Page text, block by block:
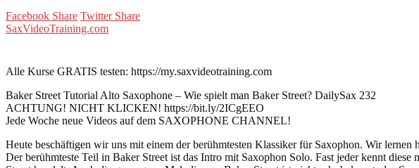
Facebook Share Twitter Share
SaxVideoTraining.com
Alle Kurse GRATIS testen: https://my.saxvideotraining.com
Baker Street Tutorial Alto Saxophone – Wie spielt man Baker Street? DailySax 232
ACHTUNG! NICHT KLICKEN! https://bit.ly/2ICgEEO
Jede Woche neue Videos auf dem SAXOPHONE CHANNEL!
Heute beschäftigen wir uns mit einem der berühmtesten Klassiker für Saxophon. Wir lernen
Der berühmteste Teil in Baker Street ist das Intro mit Saxophon Solo. Fast jeder kennt